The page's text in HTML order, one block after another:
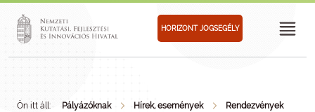
HORIZONT JOGSEGÉLY
Ön itt áll: Pályázóknak Hírek, események
Rendezvények